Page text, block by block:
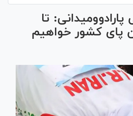
تا
پای کشور خواهیم